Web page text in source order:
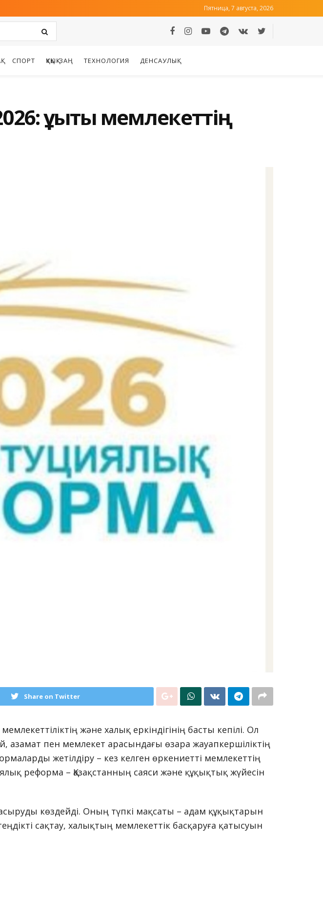
Пятница, 7 августа, 2026
СПОРТ ҚҰҚЫҚ-ЗАҢ ТЕХНОЛОГИЯ ДЕНСАУЛЫҚ
құқықтық мемлекеттің
Share on Twitter
және халық еркіндігінің басты кепілі. Ол
пен мемлекет арасындағы өзара жауапкершіліктің
жетілдіру – кез келген өркениетті мемлекеттің
реформа – Қазақстанның саяси және құқықтық жүйесін
көздейді. Оның түпкі мақсаты – адам құқықтарын
сақтау, халықтың мемлекеттік басқаруға қатысуын